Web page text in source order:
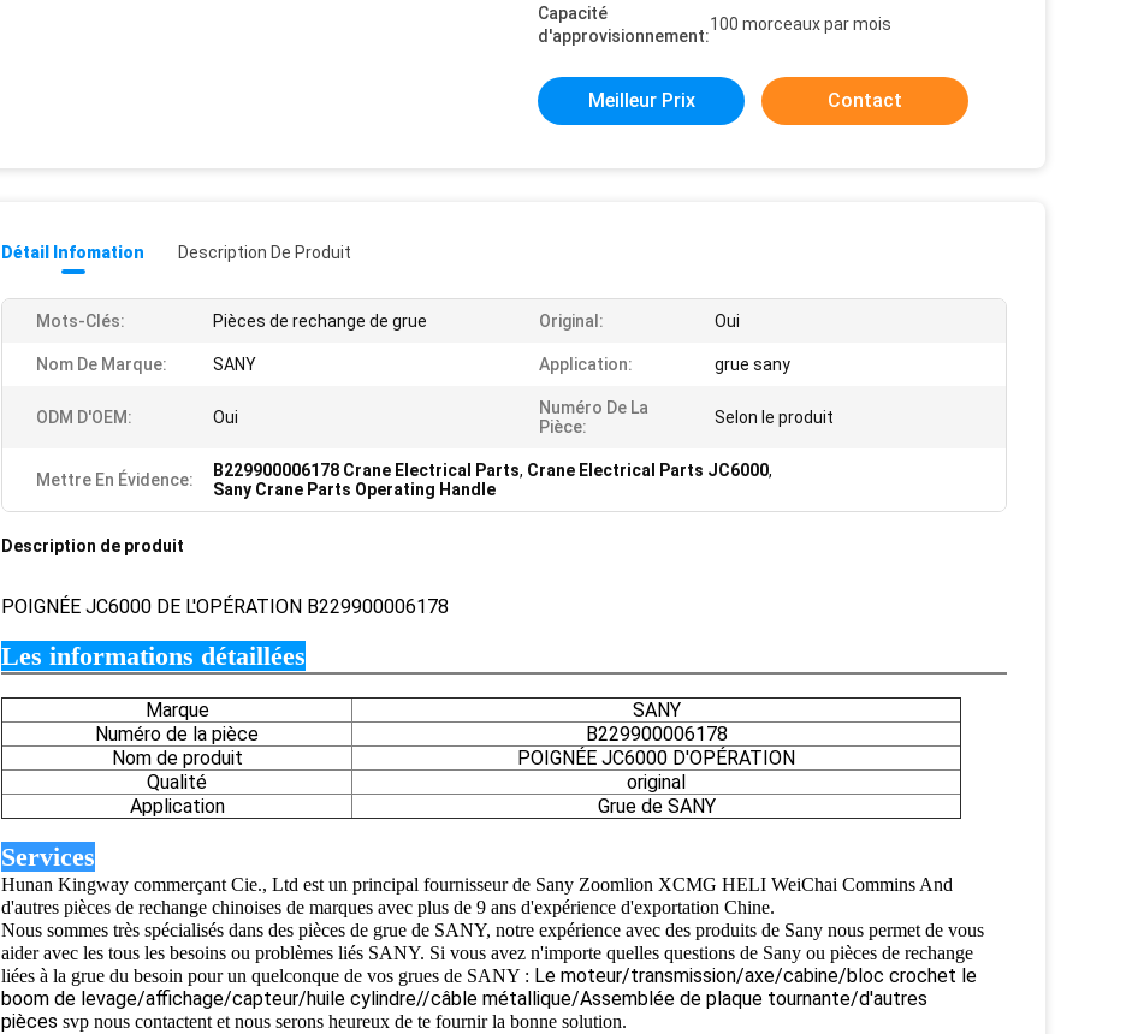
Capacité
d'approvisionnement:
100 morceaux par mois
Meilleur Prix Contact
Détail Infomation Description De Produit
Mots-Clés: Pièces de rechange de grue Original: Oui
Nom De Marque: SANY Application: grue sany
ODM D'OEM: Oui
Numéro De La
Pièce:
Selon le produit
Mettre En Évidence: B229900006178 Crane Electrical Parts, Crane Electrical Parts JC6000,
Sany Crane Parts Operating Handle
Description de produit
POIGNÉE JC6000 DE L'OPÉRATION B229900006178
Les informations détaillées
Marque
SANY
Numéro de la pièce
B229900006178
Nom de produit
POIGNÉE JC6000 D'OPÉRATION
Qualité
original
Application
Grue de SANY
Services
Hunan Kingway commerçant Cie., Ltd est un principal fournisseur de Sany Zoomlion XCMG HELI WeiChai Commins And
d'autres pièces de rechange chinoises de marques avec plus de 9 ans d'expérience d'exportation Chine.
Nous sommes très spécialisés dans des pièces de grue de SANY, notre expérience avec des produits de Sany nous permet de vous
aider avec les tous les besoins ou problèmes liés SANY. Si vous avez n'importe quelles questions de Sany ou pièces de rechange
liées à la grue du besoin pour un quelconque de vos grues de SANY : Le moteur/transmission/axe/cabine/bloc crochet le
boom de levage/affichage/capteur/huile cylindre//câble métallique/Assemblée de plaque tournante/d'autres
pièces svp nous contactent et nous serons heureux de te fournir la bonne solution.